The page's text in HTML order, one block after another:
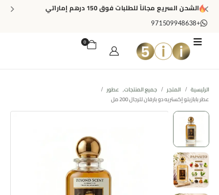
الشحن السريع مجاناً للطلبات فوق 150 درهم إماراتي
+971509948638
0
الرئيسية المتجر جميع المنتجات, عطور
عطر بابازيتو إكستريه دو بارفان للرجال 200 مل